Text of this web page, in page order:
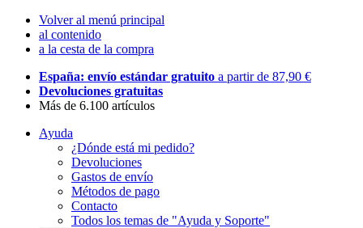
Volver al menú principal
al contenido
a la cesta de la compra
España: envío estándar gratuito a partir de 87,90 €
Devoluciones gratuitas
Más de 6.100 artículos
Ayuda
¿Dónde está mi pedido?
Devoluciones
Gastos de envío
Métodos de pago
Contacto
Todos los temas de "Ayuda y Soporte"